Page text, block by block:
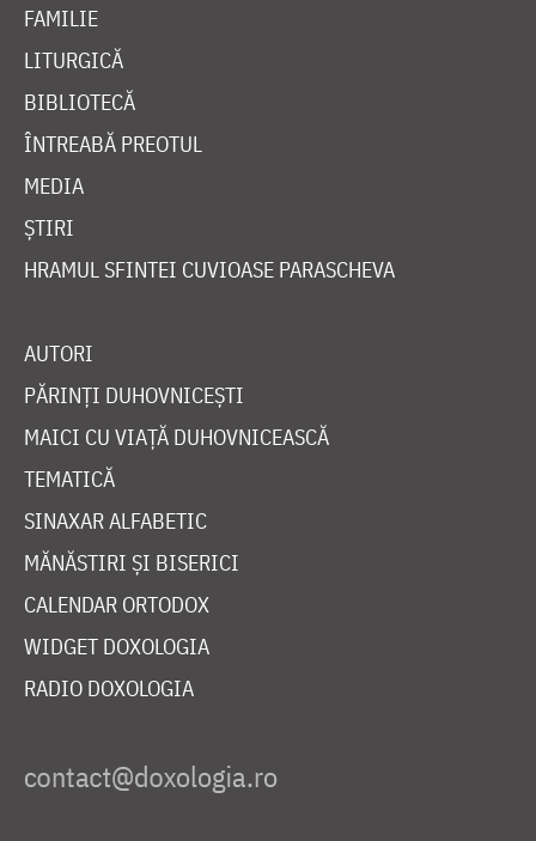
FAMILIE
LITURGICĂ
BIBLIOTECĂ
ÎNTREABĂ PREOTUL
MEDIA
ȘTIRI
HRAMUL SFINTEI CUVIOASE PARASCHEVA
AUTORI
PĂRINȚI DUHOVNICEȘTI
MAICI CU VIAȚĂ DUHOVNICEASCĂ
TEMATICĂ
SINAXAR ALFABETIC
MĂNĂSTIRI ȘI BISERICI
CALENDAR ORTODOX
WIDGET DOXOLOGIA
RADIO DOXOLOGIA